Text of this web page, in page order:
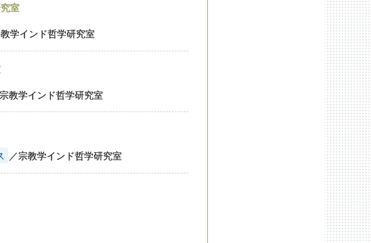
室
学インド哲学研究室
教学インド哲学研究室
／宗教学インド哲学研究室